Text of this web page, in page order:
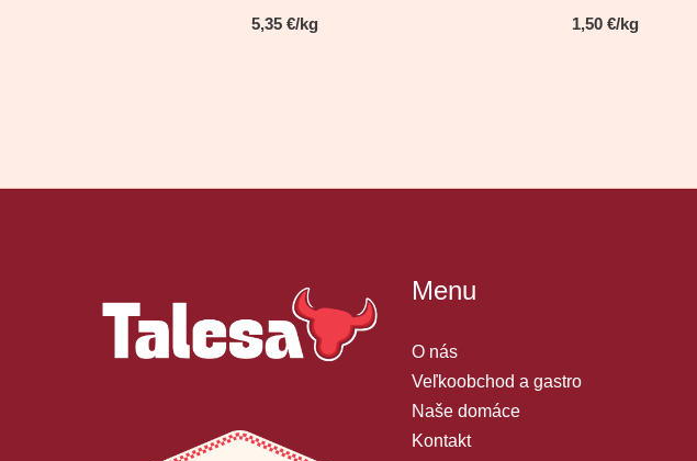
5,35 €/kg 1,50 €/kg
Menu
O nás
Veľkoobchod a gastro
Naše domáce
Kontakt